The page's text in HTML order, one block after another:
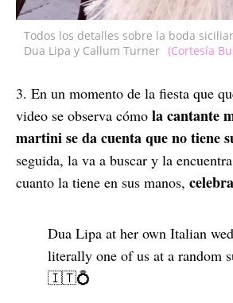
Todos los detalles sobre la boda
Dua Lipa y Callum Turner (Cortesía
3. En un momento de la fiesta que
video se observa cómo la cantante
martini se da cuenta que no tiene
seguida, la va a buscar y la
cuanto la tiene en sus manos,
Dua Lipa at her own Italian
literally one of us at a random
🇮🇹💍